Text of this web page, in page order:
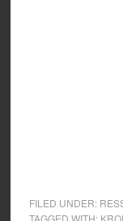
FILED UNDER:
TAGGED WITH: